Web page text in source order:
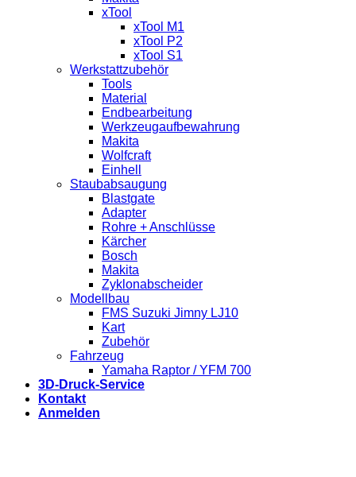
xTool
xTool M1
xTool P2
xTool S1
Werkstattzubehör
Tools
Material
Endbearbeitung
Werkzeugaufbewahrung
Makita
Wolfcraft
Einhell
Staubabsaugung
Blastgate
Adapter
Rohre + Anschlüsse
Kärcher
Bosch
Makita
Zyklonabscheider
Modellbau
FMS Suzuki Jimny LJ10
Kart
Zubehör
Fahrzeug
Yamaha Raptor / YFM 700
3D-Druck-Service
Kontakt
Anmelden